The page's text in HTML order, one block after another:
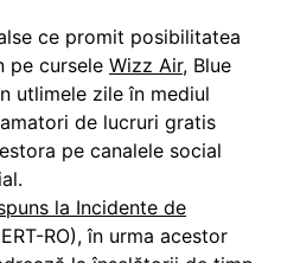
ce promit posibilitatea
pe cursele Wizz Air, Blue
utlimele zile în mediul
de lucruri gratis
pe canalele social
la Incidente de
RO), în urma acestor